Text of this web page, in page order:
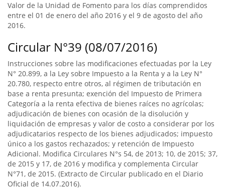
Valor de la Unidad de Fomento para los días comprendidos
entre el 01 de enero del año 2016 y el 9 de agosto del año
2016.
Circular N°39 (08/07/2016)
Instrucciones sobre las modificaciones efectuadas por la Ley
N° 20.899, a la Ley sobre Impuesto a la Renta y a la Ley N°
20.780, respecto entre otros, al régimen de tributación en
base a renta presunta; exención del Impuesto de Primera
Categoría a la renta efectiva de bienes raíces no agrícolas;
adjudicación de bienes con ocasión de la disolución y
liquidación de empresas y valor de costo a considerar por los
adjudicatarios respecto de los bienes adjudicados; impuesto
único a los gastos rechazados; y retención de Impuesto
Adicional. Modifica Circulares N°s 54, de 2013; 10, de 2015; 37,
de 2015 y 17, de 2016 y modifica y complementa Circular
N°71, de 2015. (Extracto de Circular publicado en el Diario
Oficial de 14.07.2016).